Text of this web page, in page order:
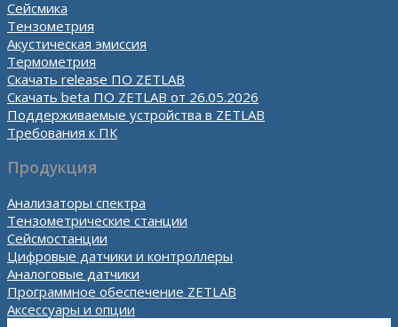
Сейсмика
Тензометрия
Акустическая эмиссия
Термометрия
Скачать release ПО ZETLAB
Скачать beta ПО ZETLAB от 26.05.2026
Поддерживаемые устройства в ZETLAB
Требования к ПК
Продукция
Анализаторы спектра
Тензометрические станции
Сейсмостанции
Цифровые датчики и контроллеры
Аналоговые датчики
Программное обеспечение ZETLAB
Аксессуары и опции